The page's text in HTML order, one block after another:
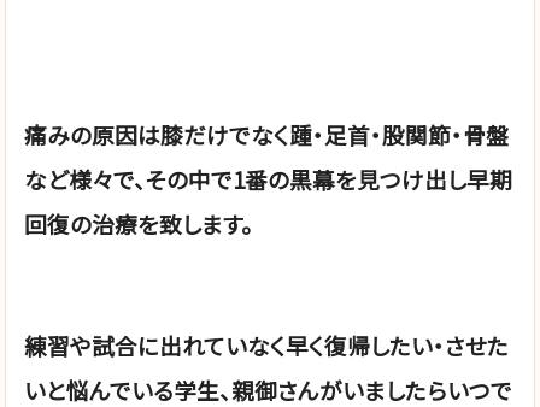
痛みの原因は膝だけでなく踵・足首・股関節・骨盤
など様々で、その中で1番の黒幕を見つけ出し早期
回復の治療を致します。
練習や試合に出れていなく早く復帰したい・させた
いと悩んでいる学生、親御さんがいましたらいつで